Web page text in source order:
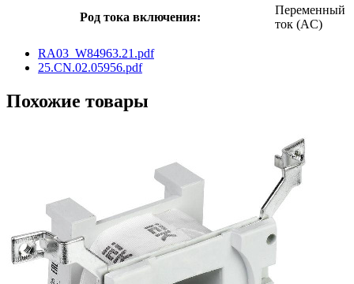
Род тока включения:
Переменный
ток (AC)
RA03_W84963.21.pdf
25.CN.02.05956.pdf
Похожие товары